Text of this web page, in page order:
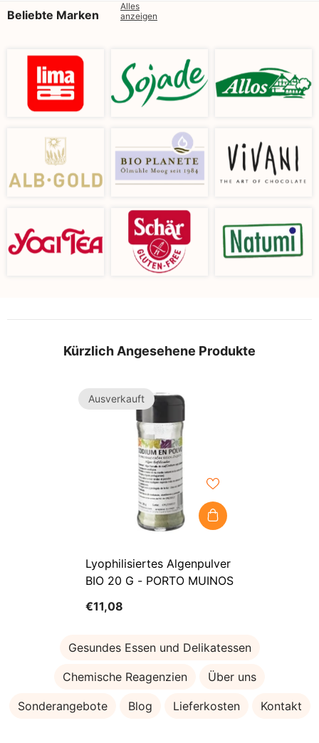
Beliebte Marken
Alles
anzeigen
Kürzlich Angesehene Produkte
Ausverkauft
Lyophilisiertes Algenpulver
BIO 20 G - PORTO MUINOS
€11,08
Gesundes Essen und Delikatessen
Chemische Reagenzien Über uns
Sonderangebote Blog Lieferkosten Kontakt